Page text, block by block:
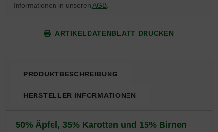
Informationen in unseren AGB
ARTIKELDATENBLATT DRUCKEN
PRODUKTBESCHREIBUNG
HERSTELLER INFORMATIONEN
Produktbeschreibung
50% Äpfel, 35% Karotten und 15% Birnen